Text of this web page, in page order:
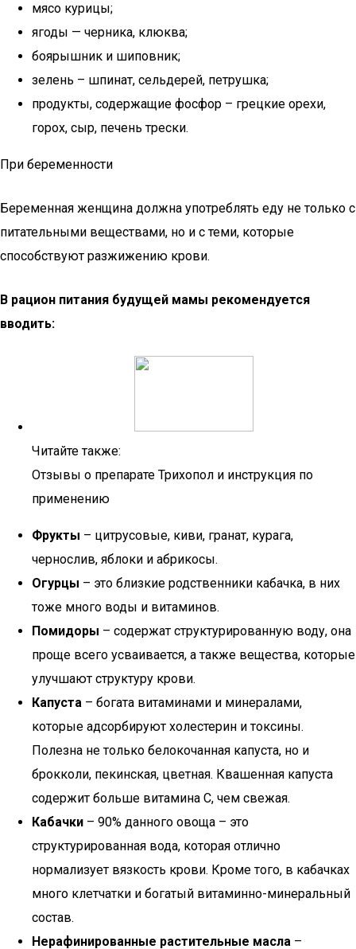
мясо курицы;
ягоды — черника, клюква;
боярышник и шиповник;
зелень – шпинат, сельдерей, петрушка;
продукты, содержащие фосфор – грецкие орехи,
горох, сыр, печень трески.
При беременности
Беременная женщина должна употреблять еду не только с
питательными веществами, но и с теми, которые
способствуют разжижению крови.
В рацион питания будущей мамы рекомендуется
вводить:
Читайте также:
Отзывы о препарате Трихопол и инструкция по
применению
Фрукты – цитрусовые, киви, гранат, курага,
чернослив, яблоки и абрикосы.
Огурцы – это близкие родственники кабачка, в них
тоже много воды и витаминов.
Помидоры – содержат структурированную воду, она
проще всего усваивается, а также вещества, которые
улучшают структуру крови.
Капуста – богата витаминами и минералами,
которые адсорбируют холестерин и токсины.
Полезна не только белокочанная капуста, но и
брокколи, пекинская, цветная. Квашенная капуста
содержит больше витамина С, чем свежая.
Кабачки – 90% данного овоща – это
структурированная вода, которая отлично
нормализует вязкость крови. Кроме того, в кабачках
много клетчатки и богатый витаминно-минеральный
состав.
Нерафинированные растительные масла –